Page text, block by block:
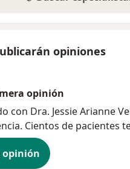
opiniones
opinión
con Dra. Jessie Arianne
Cientos de pacientes
opinión